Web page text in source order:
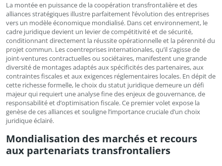
La montée en puissance de la coopération transfrontalière et des
alliances stratégiques illustre parfaitement l’évolution des entreprises
vers un modèle économique mondialisé. Dans cet environnement, le
cadre juridique devient un levier de compétitivité et de sécurité,
conditionnant directement la réussite opérationnelle et la pérennité du
projet commun. Les coentreprises internationales, qu’il s’agisse de
joint-ventures contractuelles ou sociétaires, manifestent une grande
diversité de montages adaptés aux spécificités des partenaires, aux
contraintes fiscales et aux exigences réglementaires locales. En dépit de
cette richesse formelle, le choix du statut juridique demeure un défi
majeur qui requiert une analyse fine des enjeux de gouvernance, de
responsabilité et d’optimisation fiscale. Ce premier volet expose la
genèse de ces alliances et souligne l’importance cruciale d’un choix
juridique éclairé.
Mondialisation des marchés et recours
aux partenariats transfrontaliers